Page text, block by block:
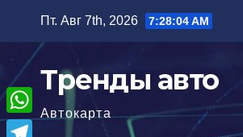
содержимому
Пт. Авг 7th, 2026 7:28:04 AM
Тренды авто
Автокарта
W